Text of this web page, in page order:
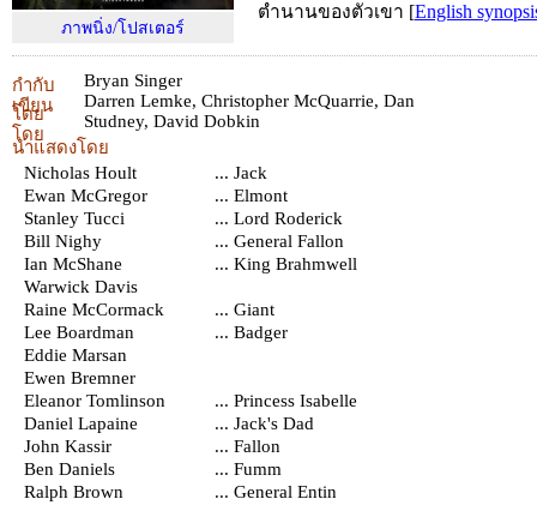
ภาพนิ่ง/โปสเตอร์
ตำนานของตัวเขา [English
กำกับ
โดย
Bryan Singer
เขียน
โดย
Darren Lemke, Christopher McQuarrie, Dan
Studney, David Dobkin
นำแสดงโดย
Nicholas Hoult
... Jack
Ewan McGregor
... Elmont
Stanley Tucci
... Lord Roderick
Bill Nighy
... General Fallon
Ian McShane
... King Brahmwell
Warwick Davis
Raine McCormack
... Giant
Lee Boardman
... Badger
Eddie Marsan
Ewen Bremner
Eleanor Tomlinson
... Princess Isabelle
Daniel Lapaine
... Jack's Dad
John Kassir
... Fallon
Ben Daniels
... Fumm
Ralph Brown
... General Entin